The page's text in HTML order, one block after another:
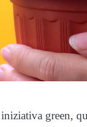
green,